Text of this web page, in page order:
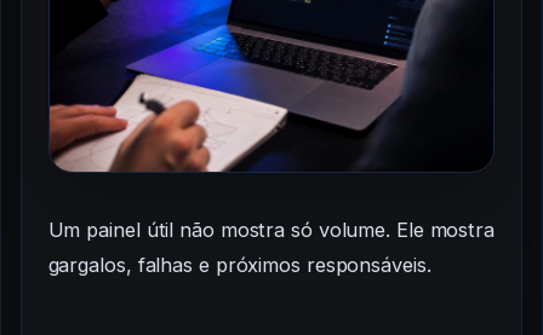
Um painel útil não mostra só volume. Ele mostra
gargalos, falhas e próximos responsáveis.